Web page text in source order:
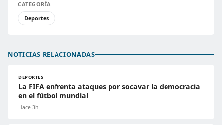
CATEGORÍA
Deportes
NOTICIAS RELACIONADAS
DEPORTES
La FIFA enfrenta ataques por socavar la democracia
en el fútbol mundial
Hace 3h